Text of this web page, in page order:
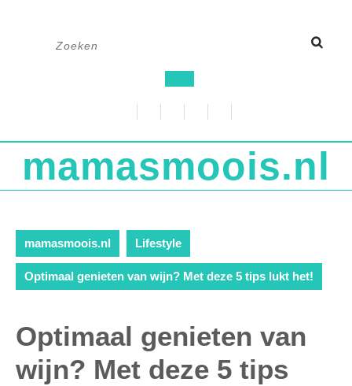
knop
mamasmoois.nl
mamasmoois.nl Lifestyle
Optimaal genieten van wijn? Met deze 5 tips lukt het!
Optimaal genieten van
wijn? Met deze 5 tips